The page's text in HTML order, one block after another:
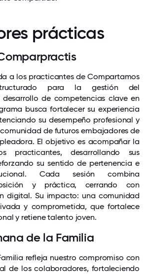
prácticas
a los practicantes de Compartamos
para la gestión del
de competencias clave en
busca fortalecer su experiencia
su desempeño profesional y
de futuros embajadores de
El objetivo es acompañar la
practicantes, desarrollando sus
su sentido de pertenencia e
Cada sesión combina
y práctica, cerrando con
digital. Su impacto: una comunidad
y comprometida, que fortalece
y retiene talento joven.
de la Familia
refleja nuestro compromiso con
de los colaboradores, fortaleciendo